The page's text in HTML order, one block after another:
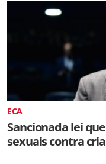
ECA
Sancionada lei
sexuais contra